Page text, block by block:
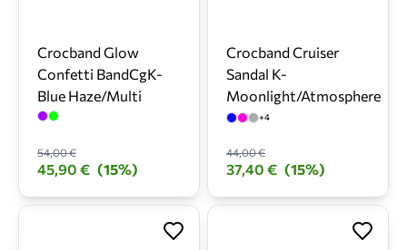
Crocband Glow
Confetti BandCgK-
Blue Haze/Multi
54,00 €
45,90 € (15%)
Crocband Cruiser
Sandal K-
Moonlight/Atmosphere
+4
44,00 €
37,40 € (15%)